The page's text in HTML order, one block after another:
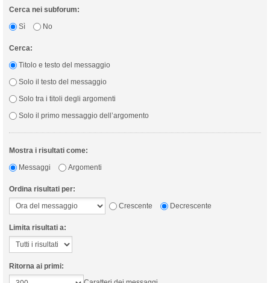
Cerca nei subforum:
Sì
No
Cerca:
Titolo e testo del messaggio
Solo il testo del messaggio
Solo tra i titoli degli argomenti
Solo il primo messaggio dell’argomento
Mostra i risultati come:
Messaggi
Argomenti
Ordina risultati per:
Crescente
Decrescente
Limita risultati a:
Ritorna ai primi: